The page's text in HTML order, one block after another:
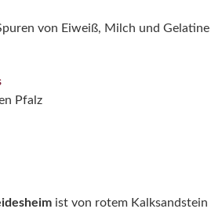
ist von rotem Kalksandstein
von Eiweiß, Milch und Gelatine
Pfalz